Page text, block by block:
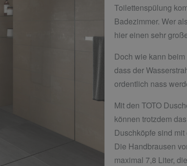
Toilettenspülung
Badezimmer. Wer
hier einen sehr
Doch wie kann
dass der
ordentlich nass
Mit den TOTO
können trotzdem
Duschköpfe sind
Die Handbrausen
maximal 7,8 Liter,